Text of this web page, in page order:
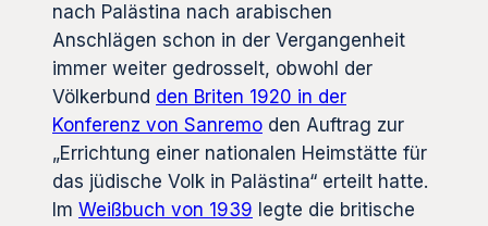
nach Palästina nach arabischen
Anschlägen schon in der Vergangenheit
immer weiter gedrosselt, obwohl der
Völkerbund den Briten 1920 in der
Konferenz von Sanremo den Auftrag zur
„Errichtung einer nationalen Heimstätte für
das jüdische Volk in Palästina“ erteilt hatte.
Im Weißbuch von 1939 legte die britische